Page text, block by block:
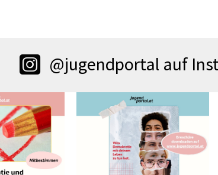
@jugendportal auf